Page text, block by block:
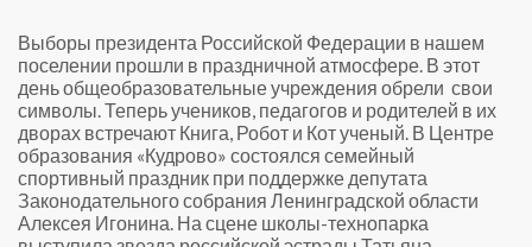
Выборы президента Российской Федерации в нашем
поселении прошли в праздничной атмосфере. В этот
день общеобразовательные учреждения обрели свои
символы. Теперь учеников, педагогов и родителей в их
дворах встречают Книга, Робот и Кот ученый. В Центре
образования «Кудрово» состоялся семейный
спортивный праздник при поддержке депутата
Законодательного собрания Ленинградской области
Алексея Игонина. На сцене школы-технопарка